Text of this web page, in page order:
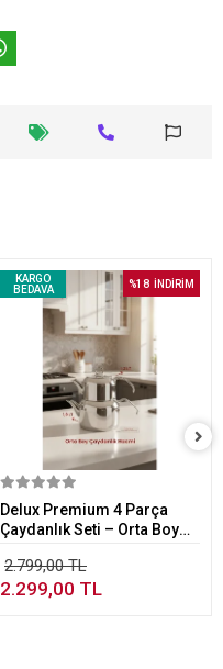
KARGO
BEDAVA
%18 İNDİRİM
Sepete Ekle
Delux Premium 4 Parça
Çaydanlık Seti – Orta Boy
2.799,00 TL
2.299,00 TL